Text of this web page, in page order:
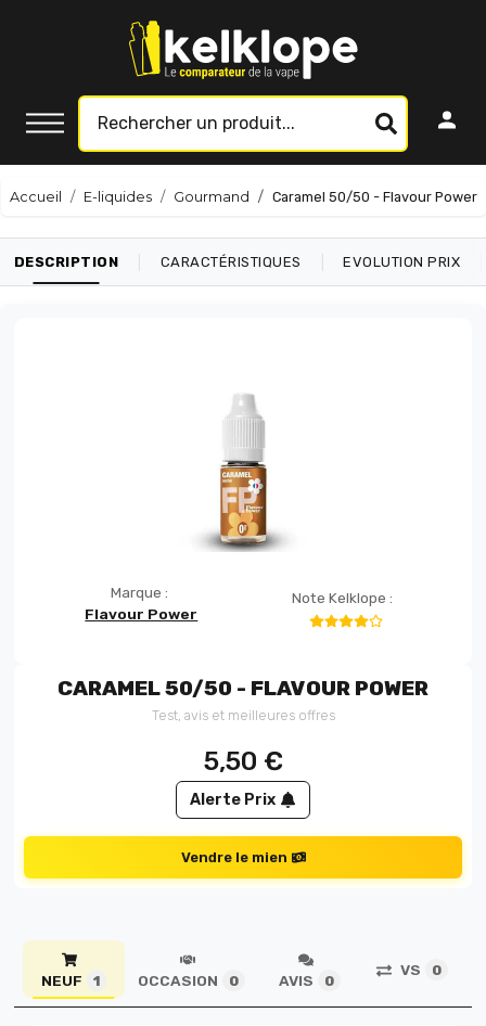
Accueil E-liquides Gourmand Caramel 50/50 - Flavour Power
DESCRIPTION CARACTÉRISTIQUES EVOLUTION PRIX
Marque :
Flavour Power
Note Kelklope :
CARAMEL 50/50 - FLAVOUR POWER
Test, avis et meilleures offres
5,50 €
Alerte Prix
Vendre le mien
NEUF 1 OCCASION 0 AVIS 0
VS 0